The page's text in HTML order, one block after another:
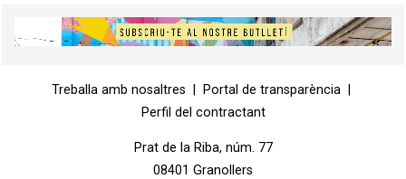
Treballa amb nosaltres
Portal de transparència
Perfil del contractant
Prat de la Riba, núm. 77
08401 Granollers